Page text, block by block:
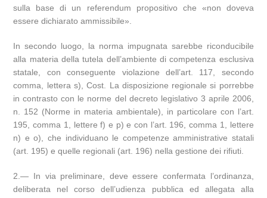
sulla base di un referendum propositivo che «non doveva
essere dichiarato ammissibile».
In secondo luogo, la norma impugnata sarebbe riconducibile
alla materia della tutela dell’ambiente di competenza esclusiva
statale, con conseguente violazione dell’art. 117, secondo
comma, lettera s), Cost. La disposizione regionale si porrebbe
in contrasto con le norme del decreto legislativo 3 aprile 2006,
n. 152 (Norme in materia ambientale), in particolare con l’art.
195, comma 1, lettere f) e p) e con l’art. 196, comma 1, lettere
n) e o), che individuano le competenze amministrative statali
(art. 195) e quelle regionali (art. 196) nella gestione dei rifiuti.
2.— In via preliminare, deve essere confermata l’ordinanza,
deliberata nel corso dell’udienza pubblica ed allegata alla